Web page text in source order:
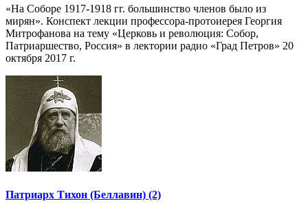
«На Соборе 1917-1918 гг. большинство членов было из
мирян». Конспект лекции профессора-протоиерея Георгия
Митрофанова на тему «Церковь и революция: Собор,
Патриаршество, Россия» в лектории радио «Град Петров» 20
октября 2017 г.
Патриарх Тихон (Беллавин) (2)